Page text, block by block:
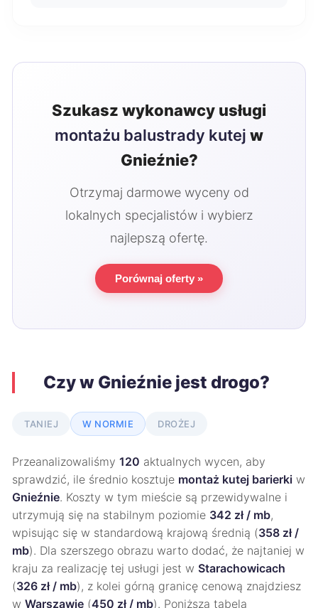
Szukasz wykonawcy usługi
montażu balustrady kutej w
Gnieźnie?
Otrzymaj darmowe wyceny od
lokalnych specjalistów i wybierz
najlepszą ofertę.
Porównaj oferty »
Czy w Gnieźnie jest drogo?
TANIEJ W NORMIE DROŻEJ
Przeanalizowaliśmy 120 aktualnych wycen, aby
sprawdzić, ile średnio kosztuje montaż kutej barierki w
Gnieźnie. Koszty w tym mieście są przewidywalne i
utrzymują się na stabilnym poziomie 342 zł / mb,
wpisując się w standardową krajową średnią (358 zł /
mb). Dla szerszego obrazu warto dodać, że najtaniej w
kraju za realizację tej usługi jest w Starachowicach
(326 zł / mb), z kolei górną granicę cenową znajdziesz
w Warszawie (450 zł / mb). Poniższa tabela